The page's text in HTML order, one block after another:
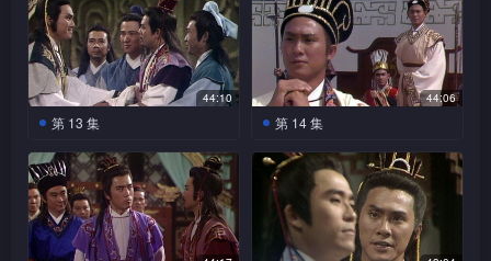
见如姬一番诚意，终答允收留
她于府内。薛萦混入信府追查
太公阴符下落，遭信陵君发
现，二人两情相悦，把臂同
游。
投靠安厘王，受其包庇，信陵
君向安厘王揭穿范睢恶行，安
厘王不信。范睢安排毒计除信
陵君，祸及孟尝君及平原君，
三人同被困于山洞内。
后，秦军犯境，信陵君自告奋
勇抗敌，范睢挑拨离间，安厘
王欲杀信陵君，幸得孟尝君求
情，安厘王才放过信陵君。范
睢决设计除去孟尝君。范睢为
打击孟尝君，唆使安厘王将无
无双分手，情绪低落。黄歇往
访信陵君，从而认识孟、平，
四人甚为投契。黄歇发现薛萦
暗中窥探信陵君，追踪薛萦，
向她查问因由，得知她与信陵
夺得太公阴符。信陵君与黄歇
发现范睢偷练太公阴符，三人
大打出手，范睢技高一筹逃
脱，信陵君向安厘王指证范
睢，范睢巧言令饰，安厘王仅
仅责信陵君一番。黄歇被召回
君，煽动安厘王把信陵君调往
边彊，安厘王犹豫，范睢再诬
陷信陵君与如姬有染，安厘王
信以为真，如姬欲自尽以表清
白。
才相信二人清白。范睢奸计未
逞，心深不忿。齐湣王好大喜
功，先灭宋，再欲攻打周室，
孟尝君苦劝无效，反被齐湣王
废除相职。齐湣王受苏代挑
拨，派兵攻打薛城杀孟尝君，
孟尝君为免生灵涂炭，欲自
尽，幸九妹等及时阻止，孟尝
君率众与齐兵决一死战，不
敌，信陵君及时率兵赶至，救
孟尝君回魏。信陵君向安厘王
范睢欲杀信陵君，信陵君受重
伤，薛萦及时将他救走，带他
回忘忧谷疗伤。孟尝君见信陵
君失去音讯，担心其安危，范
睢乘机向安厘王诬陷孟尝君救
走信陵君，安厘王误信谗言，
囚孟尝君于宫内，孟尝君幸得
齐姬照顾，才不至受苦。齐姬
不满安厘王宠爱如姬，妒恨交
加，孟尝君加以开解。薛萦替
信陵君疗伤期问，两人感情增
44:10
第 13 集
上范睢突然失踪，终相信信陵
君忠心，再次封他为相。如姬
怀孕，安厘王更是对她关怀备
至，齐姬妒恨，设计害如姬小
产，安厘王怒斥齐姬，齐姬不
44:06
第 14 集
形势险峻，薛萦得悉，担心信
陵君之安危，赶往莒城探望。
田单用火牛阵，大败燕军，收
复失地，齐襄王对信陵君感激
不已。薛萦见局势已定，悄然